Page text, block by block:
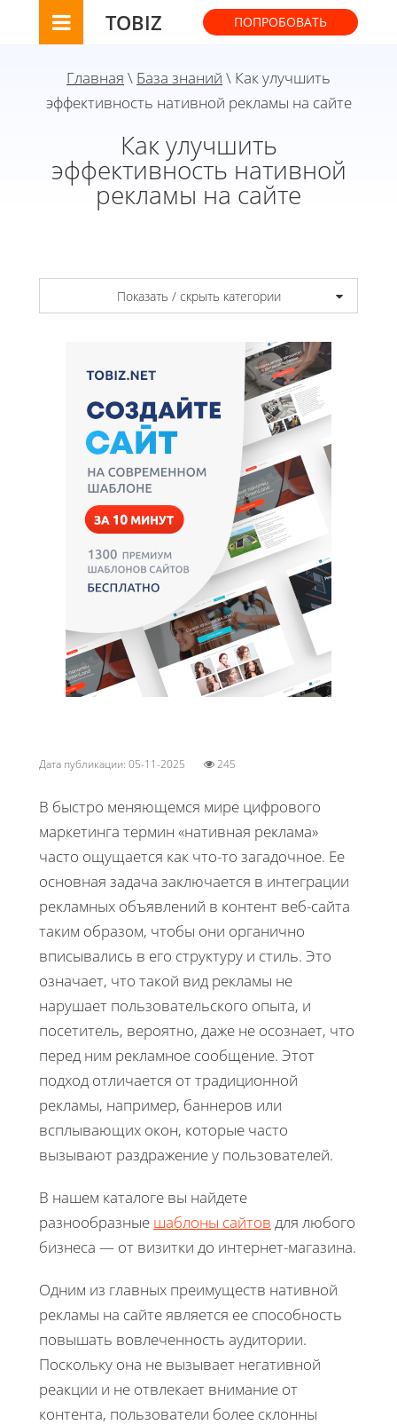
TOBIZ ПОПРОБОВАТЬ
Главная \ База знаний \ Как улучшить
эффективность нативной рекламы на сайте
Как улучшить
эффективность нативной
рекламы на сайте
Показать / скрыть категории
Дата публикации: 05-11-2025 245
В быстро меняющемся мире цифрового
маркетинга термин «нативная реклама»
часто ощущается как что-то загадочное. Ее
основная задача заключается в интеграции
рекламных объявлений в контент веб-сайта
таким образом, чтобы они органично
вписывались в его структуру и стиль. Это
означает, что такой вид рекламы не
нарушает пользовательского опыта, и
посетитель, вероятно, даже не осознает, что
перед ним рекламное сообщение. Этот
подход отличается от традиционной
рекламы, например, баннеров или
всплывающих окон, которые часто
вызывают раздражение у пользователей.
В нашем каталоге вы найдете
разнообразные шаблоны сайтов для любого
бизнеса — от визитки до интернет-магазина.
Одним из главных преимуществ нативной
рекламы на сайте является ее способность
повышать вовлеченность аудитории.
Поскольку она не вызывает негативной
реакции и не отвлекает внимание от
контента, пользователи более склонны